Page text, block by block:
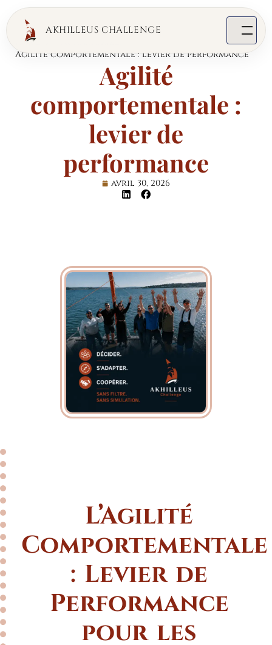
AKHILLEUS CHALLENGE
Home
Agilité comportementale : levier de performance
Agilité
comportementale :
levier de
performance
avril 30, 2026
L’Agilité
Comportementale
: Levier de
Performance
pour les